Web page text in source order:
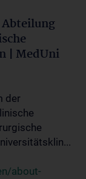
| MedUni
der
about-